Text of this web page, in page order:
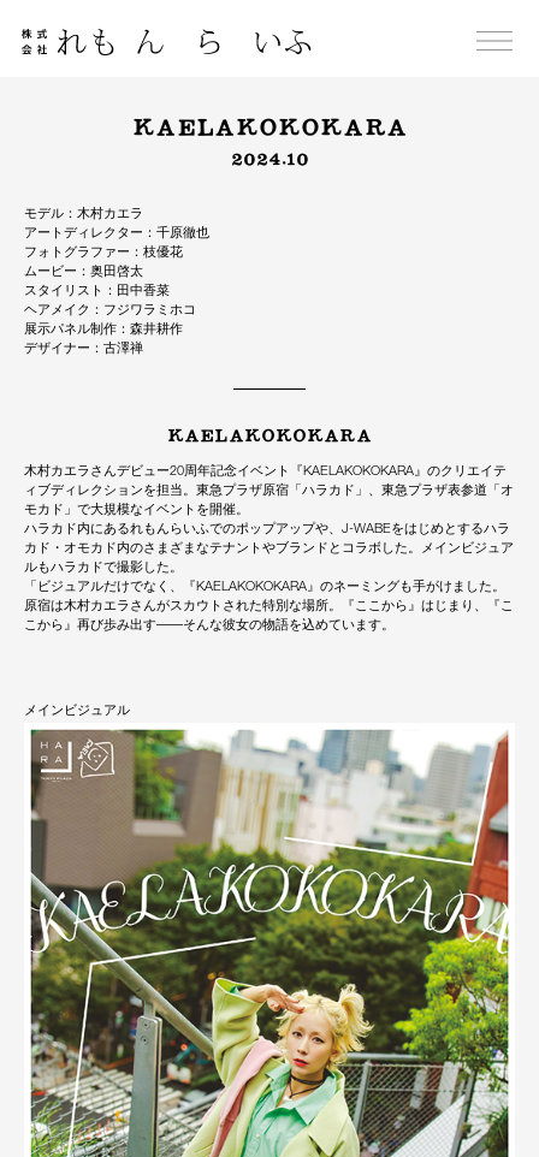
content
KAELAKOKOKARA
2024.10
モデル：木村カエラ
アートディレクター：千原徹也
フォトグラファー：枝優花
ムービー：奥田啓太
スタイリスト：田中香菜
ヘアメイク：フジワラミホコ
展示パネル制作：森井耕作
デザイナー：古澤禅
KAELAKOKOKARA
木村カエラさんデビュー20周年記念イベント『KAELAKOKOKARA』のクリエイテ
ィブディレクションを担当。東急プラザ原宿「ハラカド」、東急プラザ表参道「オ
モカド」で大規模なイベントを開催。
ハラカド内にあるれもんらいふでのポップアップや、J-WABEをはじめとするハラ
カド・オモカド内のさまざまなテナントやブランドとコラボした。メインビジュア
ルもハラカドで撮影した。
「ビジュアルだけでなく、『KAELAKOKOKARA』のネーミングも手がけました。
原宿は木村カエラさんがスカウトされた特別な場所。『ここから』はじまり、『こ
こから』再び歩み出す――そんな彼女の物語を込めています。
メインビジュアル